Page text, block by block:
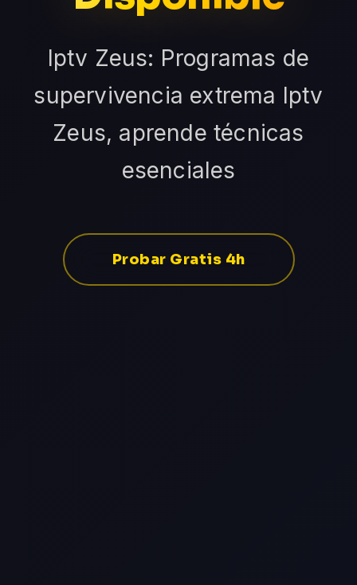
Iptv Zeus: Programas de
supervivencia extrema Iptv
Zeus, aprende técnicas
esenciales
Probar Gratis 4h